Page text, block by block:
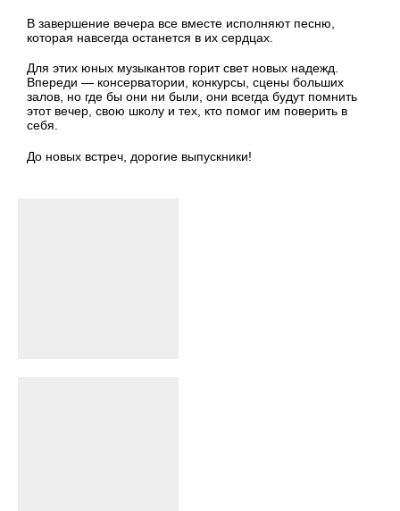
В завершение вечера все вместе исполняют песню,
которая навсегда останется в их сердцах.
Для этих юных музыкантов горит свет новых надежд.
Впереди — консерватории, конкурсы, сцены больших
залов, но где бы они ни были, они всегда будут помнить
этот вечер, свою школу и тех, кто помог им поверить в
себя.
До новых встреч, дорогие выпускники!